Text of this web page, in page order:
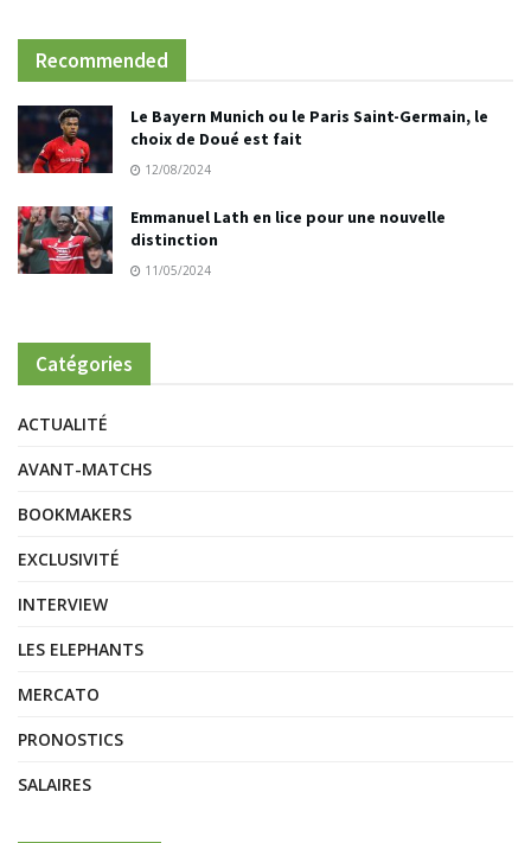
Recommended
Le Bayern Munich ou le Paris Saint-Germain, le
choix de Doué est fait
12/08/2024
Emmanuel Lath en lice pour une nouvelle
distinction
11/05/2024
Catégories
ACTUALITÉ
AVANT-MATCHS
BOOKMAKERS
EXCLUSIVITÉ
INTERVIEW
LES ELEPHANTS
MERCATO
PRONOSTICS
SALAIRES